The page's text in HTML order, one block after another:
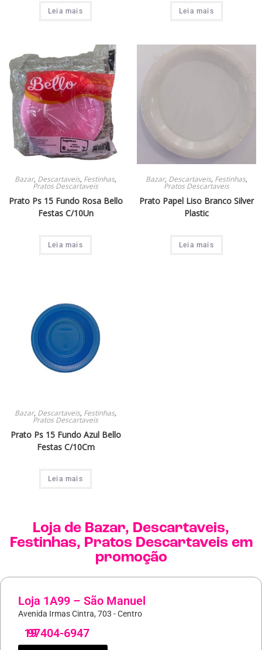
Leia mais Leia mais
Bazar, Descartaveis, Festinhas,
Pratos Descartaveis
Prato Ps 15 Fundo Rosa Bello
Festas C/10Un
Leia mais
Bazar, Descartaveis, Festinhas,
Pratos Descartaveis
Prato Papel Liso Branco Silver
Plastic
Leia mais
Bazar, Descartaveis, Festinhas,
Pratos Descartaveis
Prato Ps 15 Fundo Azul Bello
Festas C/10Cm
Leia mais
Loja de Bazar, Descartaveis,
Festinhas, Pratos Descartaveisem
promoção
Loja 1A99 – São Manuel
Avenida Irmas Cintra, 703 - Centro
19
97404-6947